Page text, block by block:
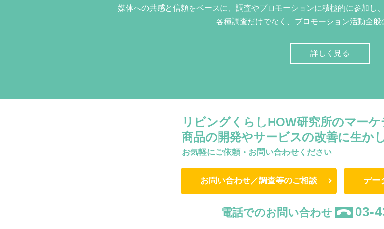
媒体への共感と信頼をベースに、調査やプロモーションに積極的に参加し
各種調査だけでなく、プロモーション活動全般
詳しく見る
リビングくらしHOW研究所のマー
商品の開発やサービスの改善に生か
お気軽にご依頼・お問い合わせください
お問い合わせ／調査等のご相談 デー
電話でのお問い合わせ 03-